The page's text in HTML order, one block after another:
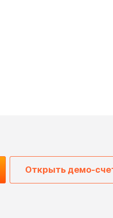
Открыть демо-